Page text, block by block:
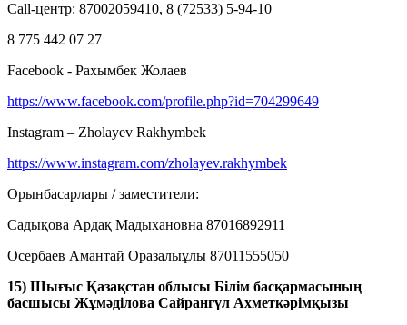
Call-центр: 87002059410, 8 (72533) 5-94-10
8 775 442 07 27
Facebook - Рахымбек Жолаев
https://www.facebook.com/profile.php?id=704299649
Instagram – Zholayev Rakhymbek
https://www.instagram.com/zholayev.rakhymbek
Орынбасарлары / заместители:
Садықова Ардақ Мадыхановна 87016892911
Осербаев Амантай Оразалыұлы 87011555050
15) Шығыс Қазақстан облысы Білім басқармасының
басшысы Жұмәділова Сайрангүл Ахметкәрімқызы